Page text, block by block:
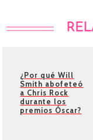
¿Por qué Will
Smith abofeteó
a Chris Rock
durante los
premios Óscar?